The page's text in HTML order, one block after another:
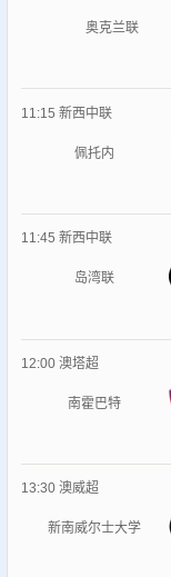
奥克兰联
11:15 新西中联
佩托内
11:45 新西中联
岛湾联
12:00 澳塔超
南霍巴特
13:30 澳威超
新南威尔士大学